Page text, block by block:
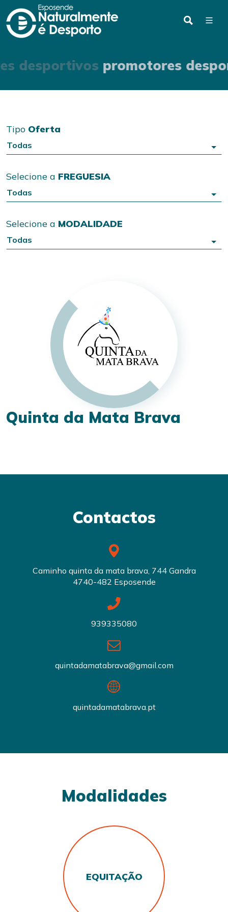
desportivos promotores
Tipo Oferta
Todas
Selecione a FREGUESIA
Todas
Selecione a MODALIDADE
Todas
Quinta da Mata Brava
Contactos
Caminho quinta da mata brava, 744 Gandra
4740-482 Esposende
939335080
quintadamatabrava@gmail.com
quintadamatabrava.pt
Modalidades
EQUITAÇÃO